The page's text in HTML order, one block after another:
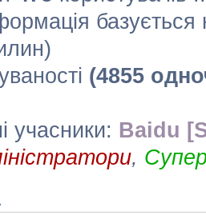
базується
(4855
учасники: Baidu
,